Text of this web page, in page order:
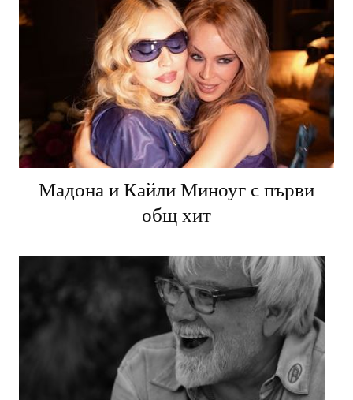
Мадона и Кайли Миноуг с първи
общ хит